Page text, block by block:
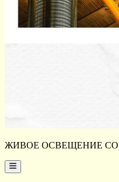
ЖИВОЕ ОСВЕЩЕНИЕ
Main
Menu